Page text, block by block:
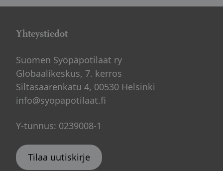
Yhteystiedot
Suomen Syöpäpotilaat ry
Globaalikeskus, 7. kerros
Siltasaarenkatu 4, 00530 Helsinki
info@syopapotilaat.fi
Y-tunnus: 0239008-1
Tilaa uutiskirje